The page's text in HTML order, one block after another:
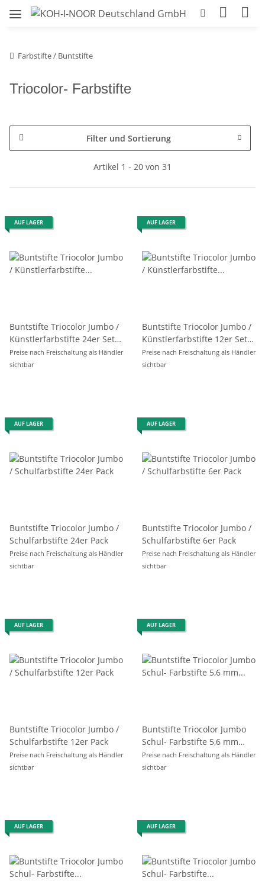
Farbstifte / Buntstifte
Triocolor- Farbstifte
Filter und Sortierung
Artikel 1 - 20 von 31
AUF LAGER
Buntstifte Triocolor Jumbo /
Künstlerfarbstifte 24er Set
im Metalletui
Preise nach Freischaltung als Händler
sichtbar
AUF LAGER
Buntstifte Triocolor Jumbo /
Künstlerfarbstifte 12er Set
im Metalletui
Preise nach Freischaltung als Händler
sichtbar
AUF LAGER
Buntstifte Triocolor Jumbo /
Schulfarbstifte 24er Pack
Preise nach Freischaltung als Händler
sichtbar
AUF LAGER
Buntstifte Triocolor Jumbo /
Schulfarbstifte 6er Pack
Preise nach Freischaltung als Händler
sichtbar
AUF LAGER
Buntstifte Triocolor Jumbo /
Schulfarbstifte 12er Pack
Preise nach Freischaltung als Händler
sichtbar
AUF LAGER
Buntstifte Triocolor Jumbo
Schul- Farbstifte 5,6 mm
Mine 36 er Pack
Preise nach Freischaltung als Händler
sichtbar
AUF LAGER AUF LAGER